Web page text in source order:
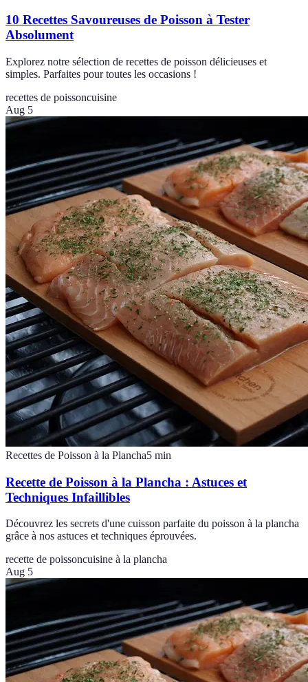
10 Recettes Savoureuses de Poisson à Tester
Absolument
Explorez notre sélection de recettes de poisson délicieuses et
simples. Parfaites pour toutes les occasions !
recettes de poissoncuisine
Aug 5
Recettes de Poisson à la Plancha5 min
Recette de Poisson à la Plancha : Astuces et
Techniques Infaillibles
Découvrez les secrets d'une cuisson parfaite du poisson à la plancha
grâce à nos astuces et techniques éprouvées.
recette de poissoncuisine à la plancha
Aug 5